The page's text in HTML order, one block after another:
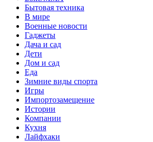
Бытовая техника
В мире
Военные новости
Гаджеты
Дача и сад
Дети
Дом и сад
Еда
Зимние виды спорта
Игры
Импортозамещение
Истории
Компании
Кухня
Лайфхаки